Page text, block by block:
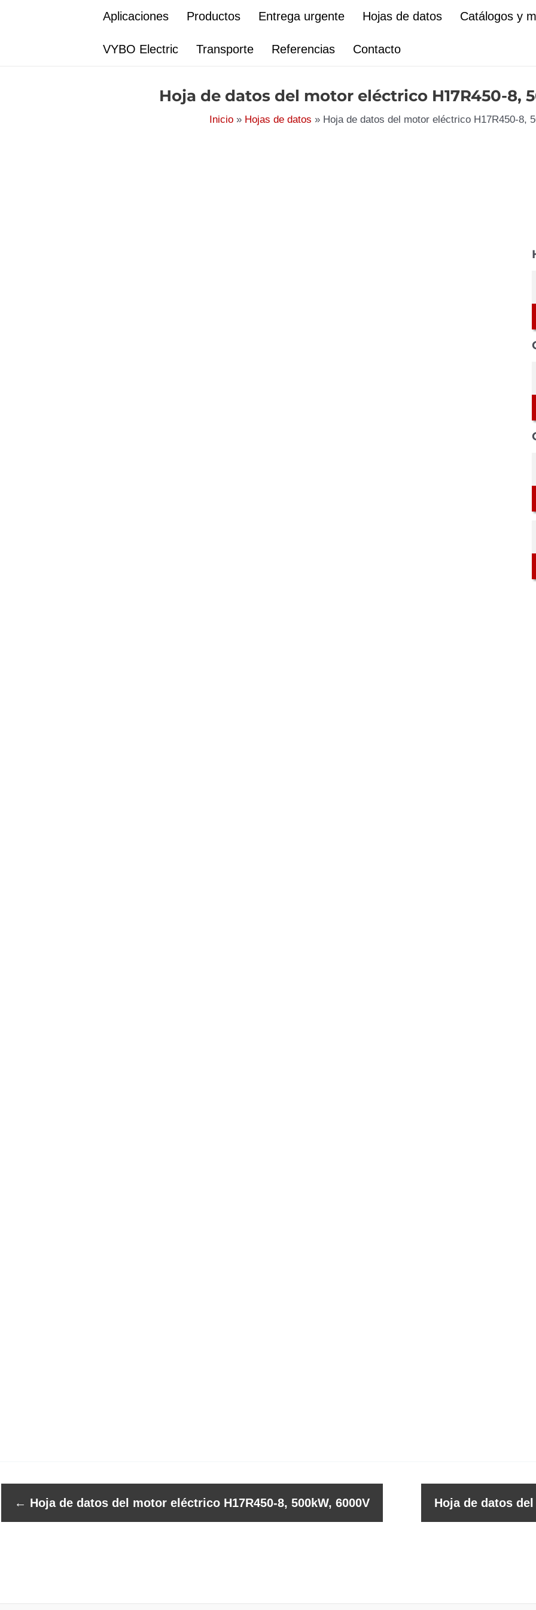
Aplicaciones Productos Entrega urgente Hojas de datos Catálogos y
VYBO Electric Transporte Referencias Contacto
Hoja de datos del motor eléctrico H17R450-8,
Inicio Hojas de datos Hoja de datos del motor eléctrico H17R450-8,
← Hoja de datos del motor eléctrico H17R450-8, 500kW, 6000V Hoja de datos